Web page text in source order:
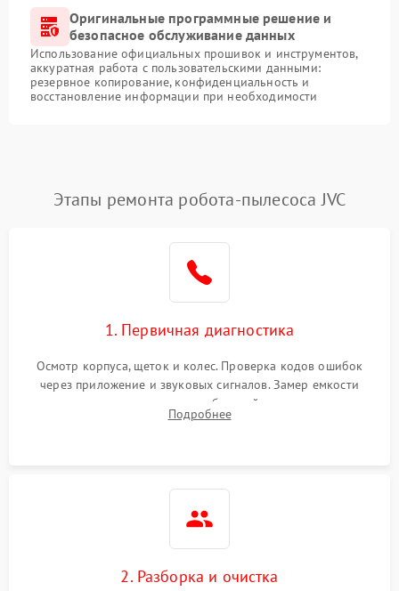
Оригинальные программные решение и
безопасное обслуживание данных
Использование официальных прошивок и инструментов,
аккуратная работа с пользовательскими данными:
резервное копирование, конфиденциальность и
восстановление информации при необходимости
Этапы ремонта робота-пылесоса JVC
1. Первичная диагностика
Осмотр корпуса, щеток и колес. Проверка кодов ошибок
через приложение и звуковых сигналов. Замер емкости
аккумулятора и тестирование базовой станции зарядки.
Оценка работы лидара, бампера и датчиков падения для
Подробнее
2. Разборка и очистка